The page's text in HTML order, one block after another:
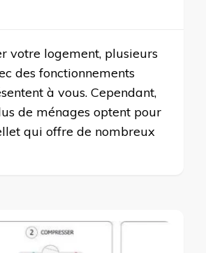
votre logement, plusieurs
des fonctionnements
à vous. Cependant,
de ménages optent pour
qui offre de nombreux